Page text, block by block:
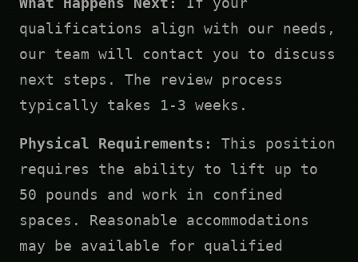
qualifications align with our needs,
our team will contact you to discuss
next steps. The review process
typically takes 1-3 weeks.
Physical Requirements:
This position
requires the ability to lift up to
50 pounds and work in confined
spaces. Reasonable accommodations
may be available for qualified